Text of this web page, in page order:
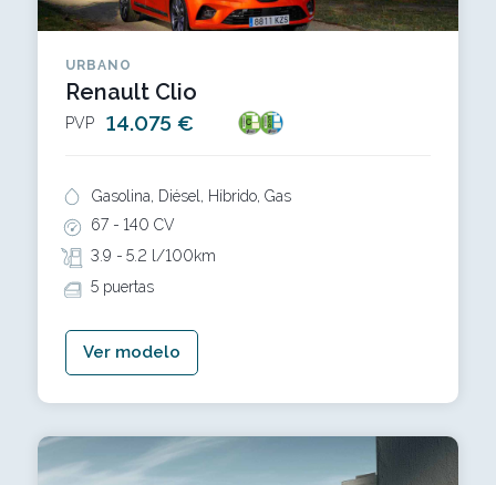
URBANO
Renault Clio
PVP 14.075 €
Gasolina, Diésel, Híbrido, Gas
67 - 140 CV
3.9 - 5.2 l/100km
5 puertas
Ver modelo